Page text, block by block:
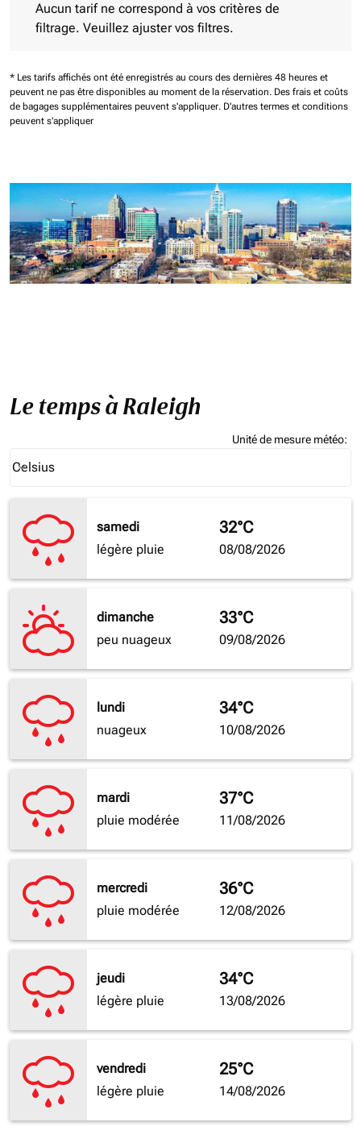
Aucun tarif ne correspond à vos critères de
filtrage. Veuillez ajuster vos filtres.
* Les tarifs affichés ont été enregistrés au cours des dernières 48 heures et
peuvent ne pas être disponibles au moment de la réservation. Des frais et coûts
de bagages supplémentaires peuvent s'appliquer. D'autres termes et conditions
peuvent s'appliquer
Le temps à Raleigh
Unité de mesure météo:
Celsius
keyboard_arrow_down
samedi
légère pluie
32°C
08/08/2026
dimanche
peu nuageux
33°C
09/08/2026
lundi
nuageux
34°C
10/08/2026
mardi
pluie modérée
37°C
11/08/2026
mercredi
pluie modérée
36°C
12/08/2026
jeudi
légère pluie
34°C
13/08/2026
vendredi
légère pluie
25°C
14/08/2026